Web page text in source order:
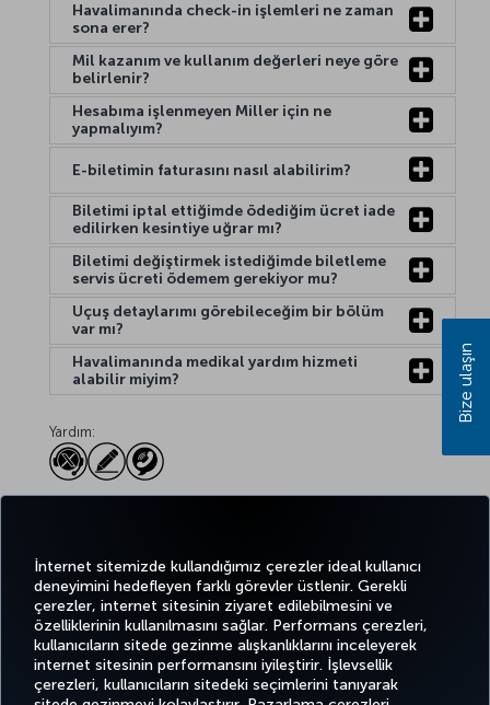
İnternet sitemizde kullandığımız çerezler ideal kullanıcı
deneyimini hedefleyen farklı görevler üstlenir. Gerekli
çerezler, internet sitesinin ziyaret edilebilmesini ve
özelliklerinin kullanılmasını sağlar. Performans çerezleri,
kullanıcıların sitede gezinme alışkanlıklarını inceleyerek
internet sitesinin performansını iyileştirir. İşlevsellik
çerezleri, kullanıcıların sitedeki seçimlerini tanıyarak
Havalimanında check-in işlemleri ne zaman
sona erer?
Mil kazanım ve kullanım değerleri neye göre
belirlenir?
Hesabıma işlenmeyen Miller için ne
yapmalıyım?
E-biletimin faturasını nasıl alabilirim?
Biletimi iptal ettiğimde ödediğim ücret iade
edilirken kesintiye uğrar mı?
Biletimi değiştirmek istediğimde biletleme
servis ücreti ödemem gerekiyor mu?
Uçuş detaylarımı görebileceğim bir bölüm
var mı?
Havalimanında medikal yardım hizmeti
alabilir miyim?
Yardım:
TwitterFacebook
Instagram
YoutubeLinkedIn
TiktokBlogPinterest
BİLET
AL VE
YÖNET
DENEYİM
FIRSATLAR
VE UÇUŞ
NOKTALARI
YARDIM
AIRLINES
HOLIDAYS
MILES&SMILES
Bize ulaşın